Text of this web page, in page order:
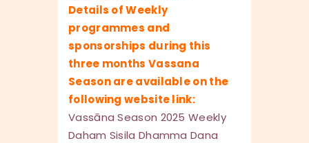
Details of Weekly
programmes and
sponsorships during this
three months Vassana
Season are available on the
following website link:
Vassāna Season 2025 Weekly
Daham Sisila Dhamma Dana